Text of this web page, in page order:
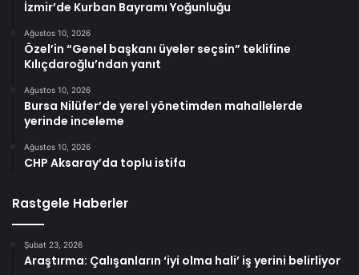
İzmir’de Kurban Bayramı Yoğunluğu
Ağustos 10, 2026
Özel’in “Genel başkanı üyeler seçsin” teklifine
Kılıçdaroğlu’ndan yanıt
Ağustos 10, 2026
Bursa Nilüfer’de yerel yönetimden mahallelerde
yerinde inceleme
Ağustos 10, 2026
CHP Aksaray’da toplu istifa
Rastgele Haberler
Şubat 23, 2026
Araştırma: Çalışanların ‘iyi olma hali’ iş yerini belirliyor